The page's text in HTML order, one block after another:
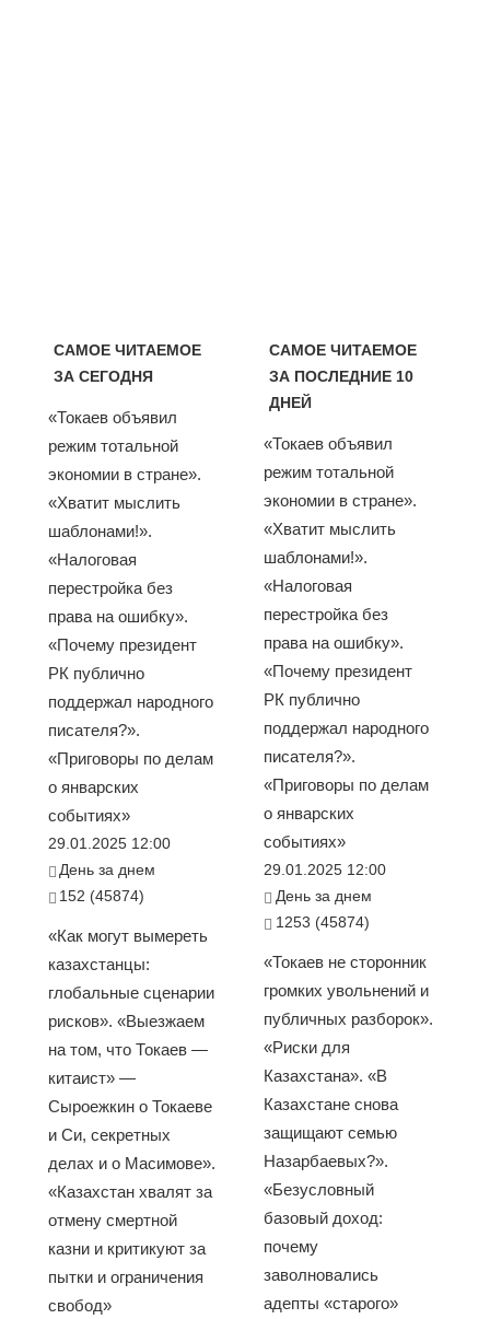
САМОЕ ЧИТАЕМОЕ
ЗА СЕГОДНЯ
«Токаев объявил
режим тотальной
экономии в стране».
«Хватит мыслить
шаблонами!».
«Налоговая
перестройка без
права на ошибку».
«Почему президент
РК публично
поддержал народного
писателя?».
«Приговоры по делам
о январских
событиях»
29.01.2025 12:00
День за днем
152 (45874)
«Как могут вымереть
казахстанцы:
глобальные сценарии
рисков». «Выезжаем
на том, что Токаев —
китаист» —
Сыроежкин о Токаеве
и Си, секретных
делах и о Масимове».
«Казахстан хвалят за
отмену смертной
казни и критикуют за
пытки и ограничения
свобод»
САМОЕ ЧИТАЕМОЕ
ЗА ПОСЛЕДНИЕ 10
ДНЕЙ
«Токаев объявил
режим тотальной
экономии в стране».
«Хватит мыслить
шаблонами!».
«Налоговая
перестройка без
права на ошибку».
«Почему президент
РК публично
поддержал народного
писателя?».
«Приговоры по делам
о январских
событиях»
29.01.2025 12:00
День за днем
1253 (45874)
«Токаев не сторонник
громких увольнений и
публичных разборок».
«Риски для
Казахстана». «В
Казахстане снова
защищают семью
Назарбаевых?».
«Безусловный
базовый доход:
почему
заволновались
адепты «старого»